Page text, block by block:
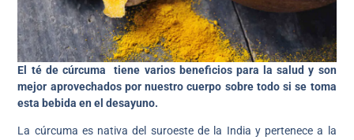
El té de cúrcuma tiene varios beneficios para la salud y son
mejor aprovechados por nuestro cuerpo sobre todo si se toma
esta bebida en el desayuno.
La cúrcuma es nativa del suroeste de la India y pertenece a la